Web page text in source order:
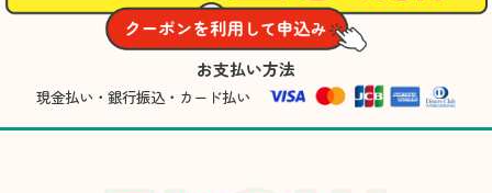
お支払い方法
現金払い・銀行振込・カード払い